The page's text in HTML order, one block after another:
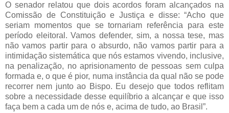
O senador relatou que dois acordos foram alcançados na
Comissão de Constituição e Justiça e disse: “Acho que
seriam momentos que se tornariam referência para este
período eleitoral. Vamos defender, sim, a nossa tese, mas
não vamos partir para o absurdo, não vamos partir para a
intimidação sistemática que nós estamos vivendo, inclusive,
na penalização, no aprisionamento de pessoas sem culpa
formada e, o que é pior, numa instância da qual não se pode
recorrer nem junto ao Bispo. Eu desejo que todos reflitam
sobre a necessidade desse equilíbrio a alcançar e que isso
faça bem a cada um de nós e, acima de tudo, ao Brasil”.